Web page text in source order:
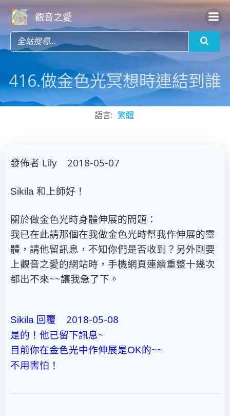
content
觀音之愛
416.做金色光冥想時連結到誰
語言: 繁體
發佈者 Lily 2018-05-07
Sikila 和上師好！
關於做金色光時身體伸展的問題：
我已在此請那個在我做金色光時幫我作伸展的靈
體，請他留訊息，不知你們是否收到？另外剛要
上觀音之愛的網站時，手機網頁連續重整十幾次
都出不來~~讓我急了下。
Sikila 回覆 2018-05-08
是的！他已留下訊息~
目前你在金色光中作伸展是OK的~~
不用害怕！